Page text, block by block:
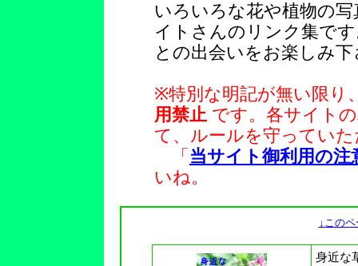
いろいろな花や植物の
イトさんのリンク集で
との出会いをお楽しみ
※特別な明記が無い限り
用禁止 です。各サイト
て、ルールを守ってい
「 当サイト御利用の注
いね。
↓この
身近な